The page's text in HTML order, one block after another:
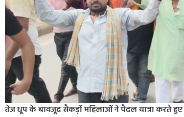
तेज धूप के बावजूद सैकड़ों महिलाओं ने पैदल यात्रा करते हुए